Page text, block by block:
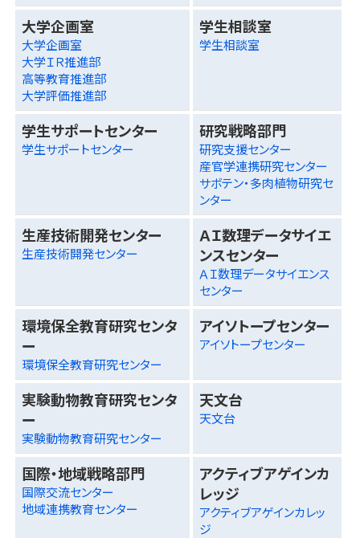
大学企画室
大学企画室
大学ＩＲ推進部
高等教育推進部
大学評価推進部
学生相談室
学生相談室
学生サポートセンター
学生サポートセンター
研究戦略部門
研究支援センター
産官学連携研究センター
サボテン・多肉植物研究セ
ンター
生産技術開発センター
生産技術開発センター
ＡＩ数理データサイエ
ンスセンター
ＡＩ数理データサイエンス
センター
環境保全教育研究センタ
ー
環境保全教育研究センター
アイソトープセンター
アイソトープセンター
実験動物教育研究センタ
ー
実験動物教育研究センター
天文台
天文台
国際・地域戦略部門
国際交流センター
地域連携教育センター
アクティブアゲインカ
レッジ
アクティブアゲインカレッ
ジ